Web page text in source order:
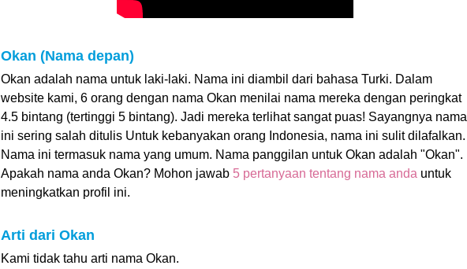
Okan (Nama depan)
Okan adalah nama untuk laki-laki. Nama ini diambil dari bahasa Turki. Dalam
website kami, 6 orang dengan nama Okan menilai nama mereka dengan peringkat
4.5 bintang (tertinggi 5 bintang). Jadi mereka terlihat sangat puas! Sayangnya nama
ini sering salah ditulis Untuk kebanyakan orang Indonesia, nama ini sulit dilafalkan.
Nama ini termasuk nama yang umum. Nama panggilan untuk Okan adalah "Okan".
Apakah nama anda Okan? Mohon jawab 5 pertanyaan tentang nama anda untuk
meningkatkan profil ini.
Arti dari Okan
Kami tidak tahu arti nama Okan.